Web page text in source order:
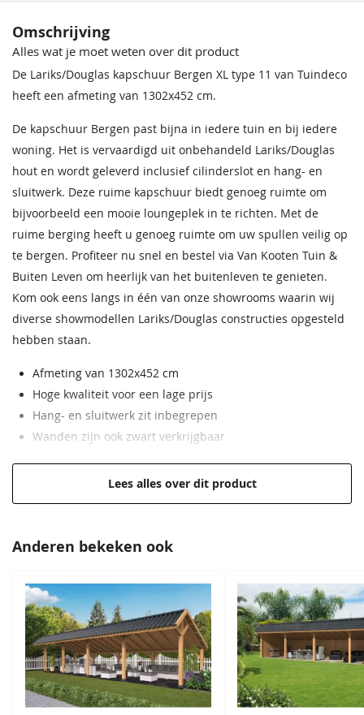
Cilinderslot Inclusief
Hang en
sluitwerk
Inclusief
Daktype Kapschuurdak
Daktype Kapschuurdak
Breedte 452 cm
Lengte 1302 cm
Hoogte 326 cm
EAN code 8715815643985
Omschrijving
Alles wat je moet weten over dit product
De Lariks/Douglas kapschuur Bergen XL type 11 van Tuindeco
heeft een afmeting van 1302x452 cm.
De kapschuur Bergen past bijna in iedere tuin en bij iedere
woning. Het is vervaardigd uit onbehandeld Lariks/Douglas
hout en wordt geleverd inclusief cilinderslot en hang- en
sluitwerk. Deze ruime kapschuur biedt genoeg ruimte om
bijvoorbeeld een mooie loungeplek in te richten. Met de
ruime berging heeft u genoeg ruimte om uw spullen veilig op
te bergen. Profiteer nu snel en bestel via Van Kooten Tuin &
Buiten Leven om heerlijk van het buitenleven te genieten.
Kom ook eens langs in één van onze showrooms waarin wij
diverse showmodellen Lariks/Douglas constructies opgesteld
hebben staan.
Afmeting van 1302x452 cm
Hoge kwaliteit voor een lage prijs
Hang- en sluitwerk zit inbegrepen
Wanden zijn ook zwart verkrijgbaar
Lees alles over dit product
Anderen bekeken ook